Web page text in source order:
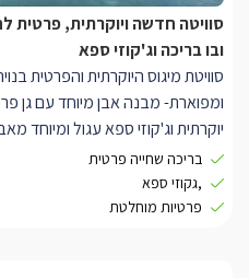
סוויטה חדשה ויוקרתית, פרטית
ובו בריכה וג'קוזי ספא
ומפוארת- מבנה אבן מיוחד עם גן
יוקרתית וג'קוזי ספא עגול ומיוחד
בסוויטה תיהנו ממיטה זוגית
בריכה שחייה פרטית
,גקוזי ספא
פרטיות מוחלטת